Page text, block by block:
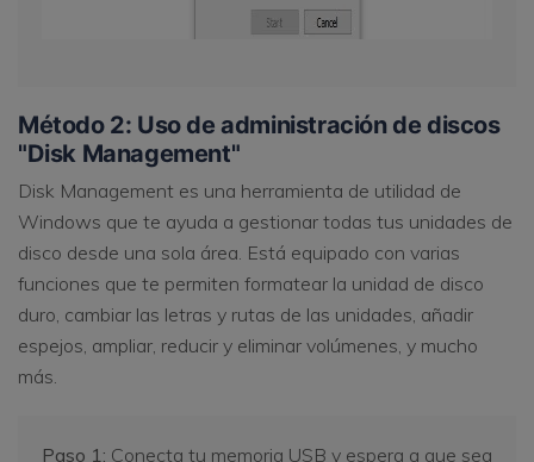
Método 2: Uso de administración de discos
"Disk Management"
Disk Management es una herramienta de utilidad de
Windows que te ayuda a gestionar todas tus unidades de
disco desde una sola área. Está equipado con varias
funciones que te permiten formatear la unidad de disco
duro, cambiar las letras y rutas de las unidades, añadir
espejos, ampliar, reducir y eliminar volúmenes, y mucho
más.
Paso 1: Conecta tu memoria USB y espera a que sea